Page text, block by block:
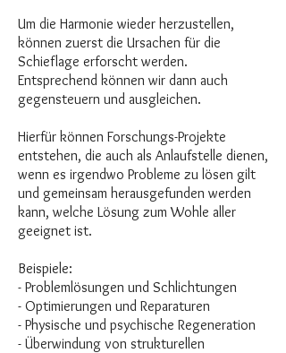
Um die Harmonie wieder herzustellen,
können zuerst die Ursachen für die
Schieflage erforscht werden.
Entsprechend können wir dann auch
gegensteuern und ausgleichen.
Hierfür können Forschungs-Projekte
entstehen, die auch als Anlaufstelle dienen,
wenn es irgendwo Probleme zu lösen gilt
und gemeinsam herausgefunden werden
kann, welche Lösung zum Wohle aller
geeignet ist.
Beispiele:
- Problemlösungen und Schlichtungen
- Optimierungen und Reparaturen
- Physische und psychische Regeneration
- Überwindung von strukturellen